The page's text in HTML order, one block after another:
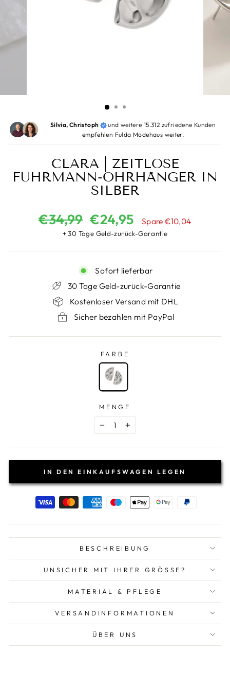
Silvia, Christoph
und weitere 15.312 zufriedene Kunden
empfehlen Fulda Modehaus weiter.
CLARA | ZEITLOSE
FUHRMANN-OHRHÄNGER IN
SILBER
Normaler
Preis
€34,99 Sonderpreis
€24,95 Spare €10,04
+ 30 Tage Geld-zurück-Garantie
Sofort lieferbar
30 Tage Geld-zurück-Garantie
Kostenloser Versand mit DHL
Sicher bezahlen mit PayPal
FARBE
MENGE
− +
IN DEN EINKAUFSWAGEN LEGEN
BESCHREIBUNG
UNSICHER MIT IHRER GRÖSSE?
MATERIAL & PFLEGE
VERSANDINFORMATIONEN
ÜBER UNS